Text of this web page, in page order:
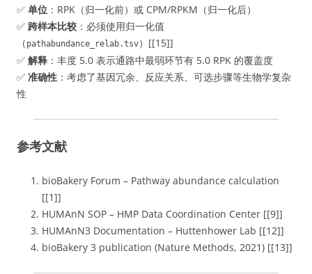
✅ 单位 ：RPK（归一化前）或 CPM/RPKM（归一化后）
✅ 跨样本比较 ：必须使用归一化值
（ pathabundance_relab.tsv）[[15]]
✅ 解释 ：丰度 5.0 表示通路中最弱环节有 5.0 RPK 的覆盖度
✅ 准确性 ：考虑了基因冗余、反应关系、可选步骤等生物学复杂
性
参考文献
bioBakery Forum – Pathway abundance calculation
[[1]]
HUMAnN SOP – HMP Data Coordination Center [[9]]
HUMAnN3 Documentation – Huttenhower Lab [[12]]
bioBakery 3 publication (Nature Methods, 2021) [[13]]